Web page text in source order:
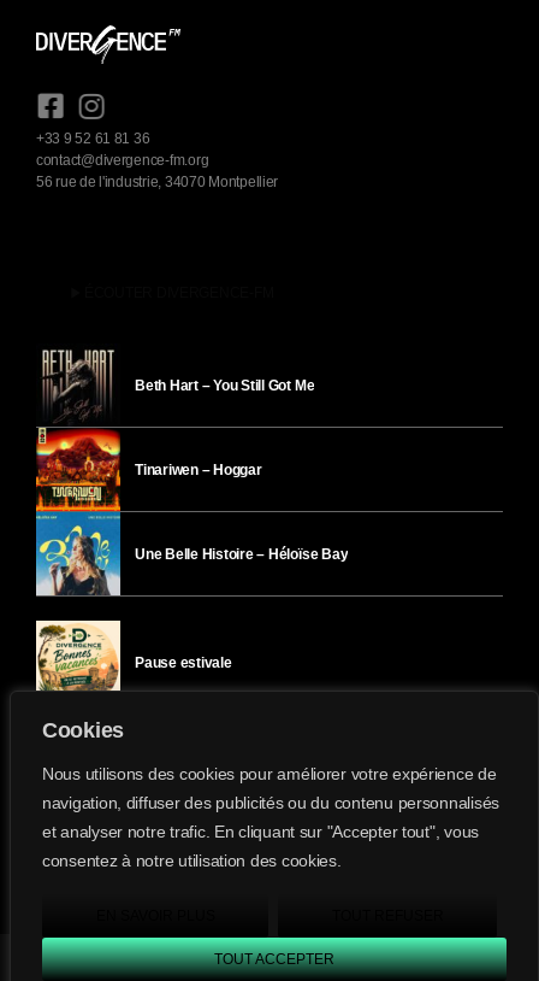
Cookies
Nous utilisons des cookies pour améliorer votre expérience de
navigation, diffuser des publicités ou du contenu personnalisés
et analyser notre trafic. En cliquant sur "Accepter tout", vous
consentez à notre utilisation des cookies.
TOUT ACCEPTER
play_arrow Divergence FM keyboard_arrow_right
+33 9 52 61 81 36
contact@divergence-fm.org
56 rue de l'industrie, 34070 Montpellier
Beth Hart – You Still Got Me
Tinariwen – Hoggar
Une Belle Histoire – Héloïse Bay
Pause estivale
Ici l’Ombre – mardi 28 juillet